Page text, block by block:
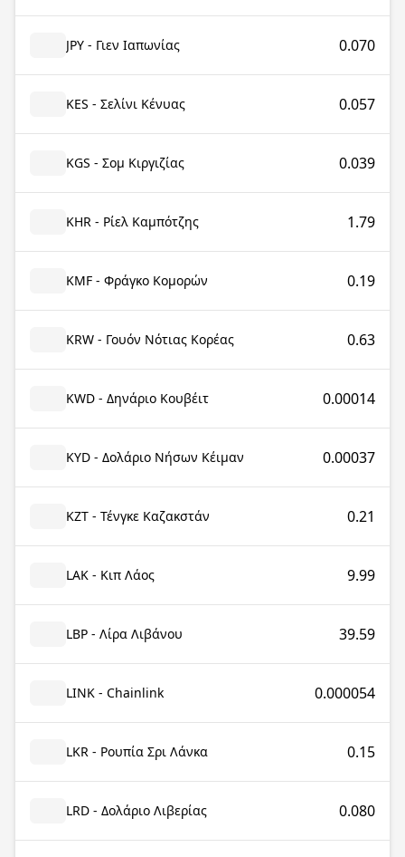
JPY - Γιεν Ιαπωνίας 0.070
KES - Σελίνι Κένυας 0.057
KGS - Σομ Κιργιζίας 0.039
KHR - Ρίελ Καμπότζης 1.79
KMF - Φράγκο Κομορών 0.19
KRW - Γουόν Νότιας Κορέας 0.63
KWD - Δηνάριο Κουβέιτ 0.00014
KYD - Δολάριο Νήσων Κέιμαν 0.00037
KZT - Τένγκε Καζακστάν 0.21
LAK - Κιπ Λάος 9.99
LBP - Λίρα Λιβάνου 39.59
LINK - Chainlink 0.000054
LKR - Ρουπία Σρι Λάνκα 0.15
LRD - Δολάριο Λιβερίας 0.080